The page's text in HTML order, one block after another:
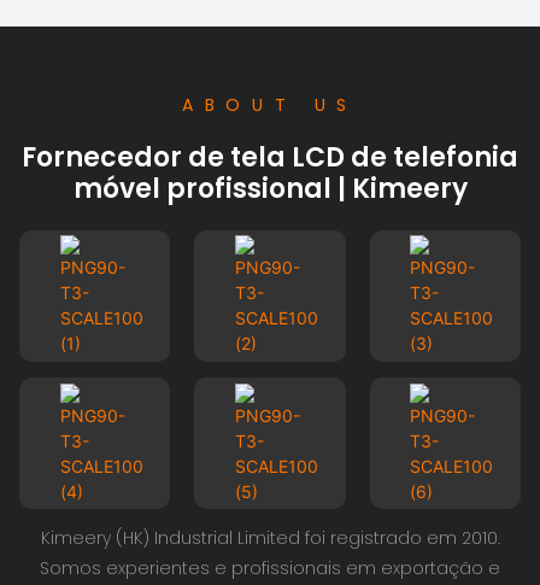
ABOUT US
Fornecedor de tela LCD de telefonia
móvel profissional | Kimeery
Kimeery (HK) Industrial Limited foi registrado em 2010.
Somos experientes e profissionais em exportação e